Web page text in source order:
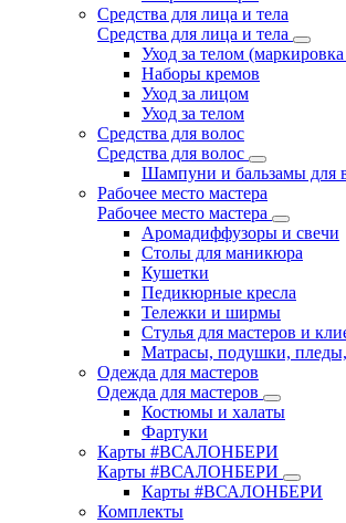
Средства для лица и тела
Средства для лица и тела
Уход за телом
Наборы кремов
Уход за лицом
Уход за телом
Средства для волос
Средства для волос
Шампуни и бальзамы для
Рабочее место мастера
Рабочее место мастера
Аромадиффузоры и свечи
Столы для маникюра
Кушетки
Педикюрные кресла
Тележки и ширмы
Стулья для мастеров и
Матрасы, подушки,
Одежда для мастеров
Одежда для мастеров
Костюмы и халаты
Фартуки
Карты #ВСАЛОНБЕРИ
Карты #ВСАЛОНБЕРИ
Карты #ВСАЛОНБЕРИ
Комплекты